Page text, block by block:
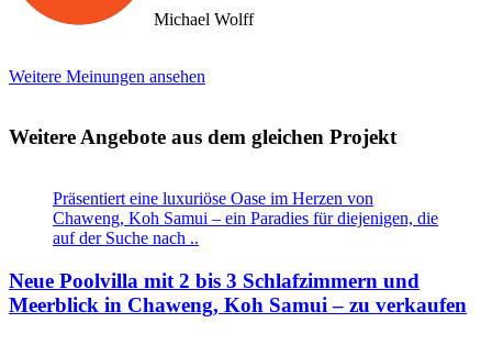
Michael Wolff
Weitere Meinungen ansehen
Weitere Angebote aus dem gleichen Projekt
Präsentiert eine luxuriöse Oase im Herzen von
Chaweng, Koh Samui – ein Paradies für diejenigen, die
auf der Suche nach ..
Neue Poolvilla mit 2 bis 3 Schlafzimmern und
Meerblick in Chaweng, Koh Samui – zu verkaufen